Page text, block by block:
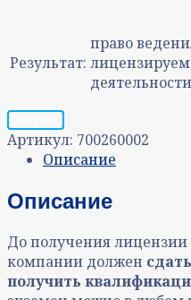
Результат:
право
Артикул: 700260002
Описание
Описание
До получения
компании должен
получить